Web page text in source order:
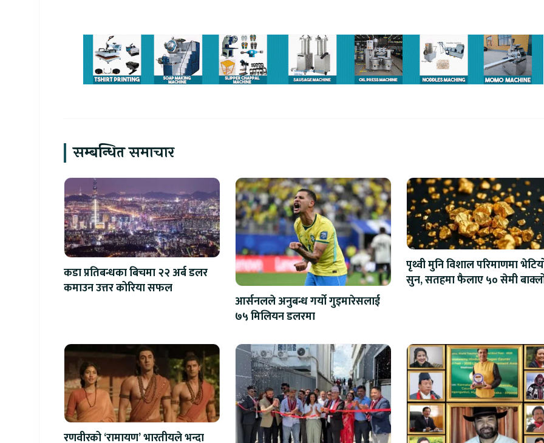
सम्बन्धित समाचार
कडा प्रतिबन्धका बिचमा २२ अर्ब डलर
कमाउन उत्तर कोरिया सफल
आर्सनलले अनुबन्ध गर्यो गुइमारेसलाई
७५ मिलियन डलरमा
पृथ्वी मुनि विशाल परिमाणमा
सुन, सतहमा फैलाए ५० सेमी
रणवीरको ‘रामायण’ भारतीयले भन्दा